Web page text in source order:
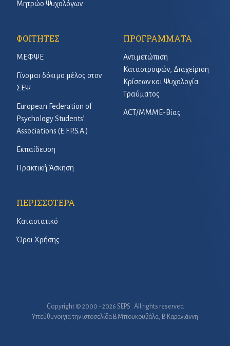
Μητρώο Ψυχολόγων
ΦΟΙΤΗΤΕΣ
ΜΕΦΨΕ
Γίνομαι δόκιμο μέλος στον
ΣΕΨ
European Federation of
Psychology Students’
Associations (E.F.P.S.A.)
Εκπαίδευση
Πρακτική Άσκηση
ΠΡΟΓΡΑΜΜΑΤΑ
Αντιμετώπιση
Καταστροφών, Διαχείριση
Κρίσεων και Ψυχολογία
Τραύματος
ACT/ΜΜΜΕ-Βίας
ΠΕΡΙΣΣΟΤΕΡΑ
Καταστατικό
Όροι Χρήσης
Copyright © 2000 - 2026 SEPS . All rights reserved
Υπεύθυνοι για την ιστοσελίδα B.Μπουκουβάλα, Β.Καραγιάννη